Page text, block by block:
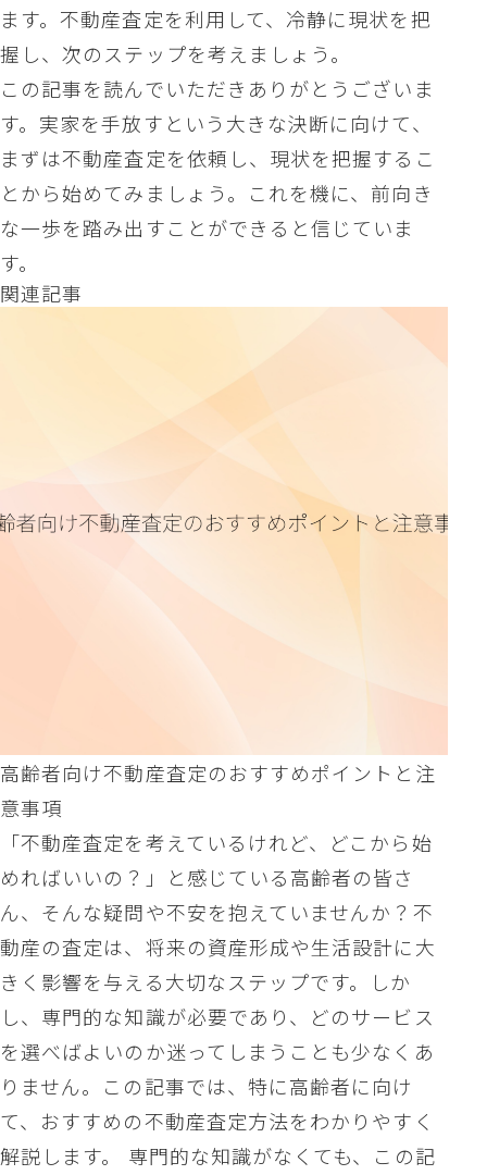
ます。不動産査定を利用して、冷静に現状を把
握し、次のステップを考えましょう。
この記事を読んでいただきありがとうございま
す。実家を手放すという大きな決断に向けて、
まずは不動産査定を依頼し、現状を把握するこ
とから始めてみましょう。これを機に、前向き
な一歩を踏み出すことができると信じていま
す。
関連記事
高齢者向け不動産査定のおすすめポイントと注
意事項
「不動産査定を考えているけれど、どこから始
めればいいの？」と感じている高齢者の皆さ
ん、そんな疑問や不安を抱えていませんか？不
動産の査定は、将来の資産形成や生活設計に大
きく影響を与える大切なステップです。しか
し、専門的な知識が必要であり、どのサービス
を選べばよいのか迷ってしまうことも少なくあ
りません。この記事では、特に高齢者に向け
て、おすすめの不動産査定方法をわかりやすく
解説します。 専門的な知識がなくても、この記